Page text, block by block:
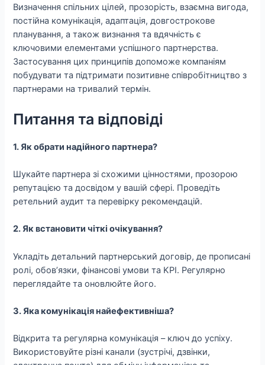
Визначення спільних цілей, прозорість, взаємна вигода,
постійна комунікація, адаптація, довгострокове
планування, а також визнання та вдячність є
ключовими елементами успішного партнерства.
Застосування цих принципів допоможе компаніям
побудувати та підтримати позитивне співробітництво з
партнерами на тривалий термін.
Питання та відповіді
1. Як обрати надійного партнера?
Шукайте партнера зі схожими цінностями, прозорою
репутацією та досвідом у вашій сфері. Проведіть
ретельний аудит та перевірку рекомендацій.
2. Як встановити чіткі очікування?
Укладіть детальний партнерський договір, де прописані
ролі, обов’язки, фінансові умови та KPI. Регулярно
переглядайте та оновлюйте його.
3. Яка комунікація найефективніша?
Відкрита та регулярна комунікація – ключ до успіху.
Використовуйте різні канали (зустрічі, дзвінки,